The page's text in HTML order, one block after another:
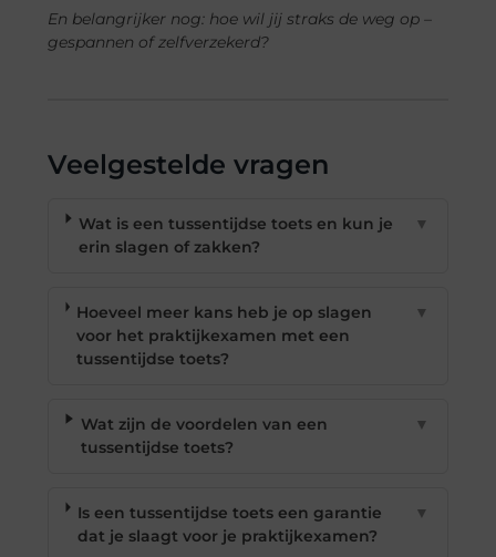
En belangrijker nog: hoe wil jij straks de weg op –
gespannen of zelfverzekerd?
Veelgestelde vragen
Wat is een tussentijdse toets en kun je
erin slagen of zakken?
▼
Hoeveel meer kans heb je op slagen
voor het praktijkexamen met een
tussentijdse toets?
▼
Wat zijn de voordelen van een
tussentijdse toets?
▼
Is een tussentijdse toets een garantie
dat je slaagt voor je praktijkexamen?
▼